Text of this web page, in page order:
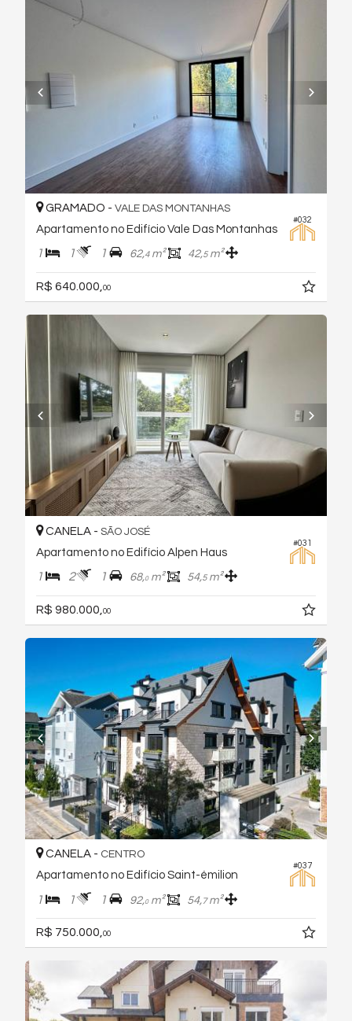
#032
GRAMADO - VALE DAS MONTANHAS
Apartamento no Edifício Vale Das Montanhas
1 1 1 62,4m² 42,5m²
R$ 640.000, 00
#031
CANELA - SÃO JOSÉ
Apartamento no Edifício Alpen Haus
1 2 1 68,0m² 54,5m²
R$ 980.000, 00
#037
CANELA - CENTRO
Apartamento no Edifício Saint-émilion
1 1 1 92,0m² 54,7m²
R$ 750.000,00